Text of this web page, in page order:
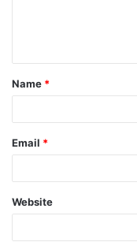
Name *
Email *
Website